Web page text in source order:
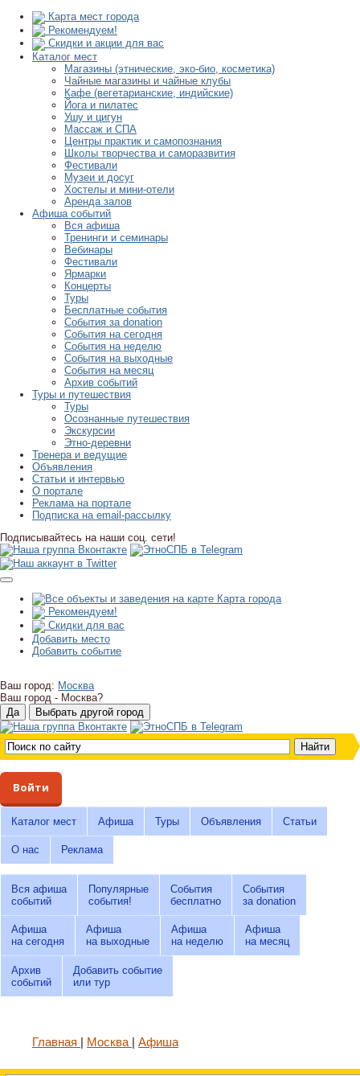
Карта мест города
Рекомендуем!
Скидки и акции для вас
Каталог мест
Магазины (этнические, эко-био, косметика)
Чайные магазины и чайные клубы
Кафе (вегетарианские, индийские)
Йога и пилатес
Ушу и цигун
Массаж и СПА
Центры практик и самопознания
Школы творчества и саморазвития
Фестивали
Музеи и досуг
Хостелы и мини-отели
Аренда залов
Афиша событий
Вся афиша
Тренинги и семинары
Вебинары
Фестивали
Ярмарки
Концерты
Туры
Бесплатные события
События за donation
События на сегодня
События на неделю
События на выходные
События на месяц
Архив событий
Туры и путешествия
Туры
Осознанные путешествия
Экскурсии
Этно-деревни
Тренера и ведущие
Объявления
Статьи и интервью
О портале
Реклама на портале
Подписка на email-рассылку
Подписывайтесь на наши соц. сети!
Карта города
Рекомендуем!
Скидки для вас
Добавить место
Добавить событие
Ваш город: Москва
Ваш город - Москва?
Войти
Каталог мест Афиша Туры Объявления Статьи
О нас Реклама
Вся афиша
событий
Популярные
события!
События
бесплатно
События
за donation
Афиша
на сегодня
Афиша
на выходные
Афиша
на неделю
Афиша
на месяц
Архив
событий
Добавить событие
или тур
Главная Москва Афиша